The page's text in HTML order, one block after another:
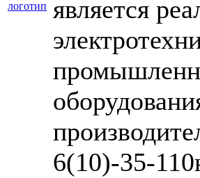
является
6(10)-35-